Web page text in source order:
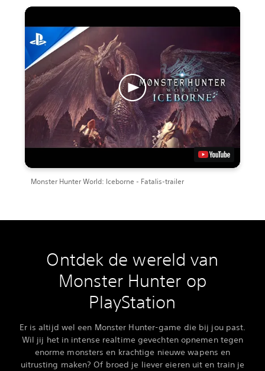
Monster Hunter World: Iceborne - Fatalis-trailer
Ontdek de wereld van
Monster Hunter op
PlayStation
Er is altijd wel een Monster Hunter-game die bij jou past.
Wil jij het in intense realtime gevechten opnemen tegen
enorme monsters en krachtige nieuwe wapens en
uitrusting maken? Of broed je liever eieren uit en train je